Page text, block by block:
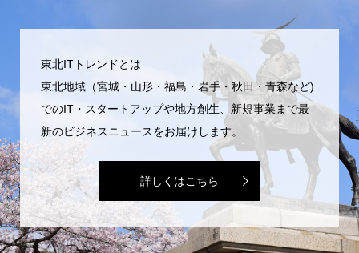
東北ITトレンドとは
東北地域（宮城・山形・福島・岩手・秋田・青森など)
でのIT・スタートアップや地方創生、新規事業まで最
新のビジネスニュースをお届けします。
詳しくはこちら